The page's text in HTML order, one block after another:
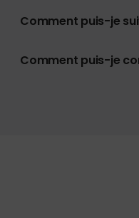
Comment puis-je
Comment puis-je